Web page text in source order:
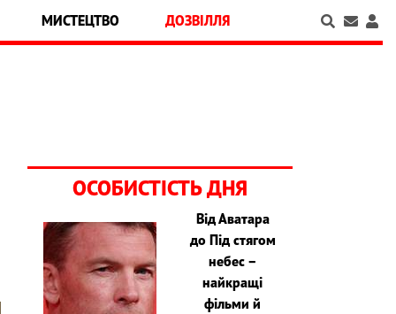
МИСТЕЦТВО ДОЗВІЛЛЯ
ОСОБИСТІСТЬ ДНЯ
Від Аватара
до Під стягом
небес –
найкращі
фільми й